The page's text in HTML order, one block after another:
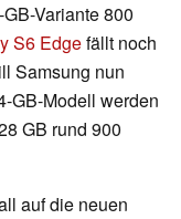
Variante 800
S6 Edgefällt noch
Samsung nun
GB-Modell werden
GB rund 900
auf die neuen